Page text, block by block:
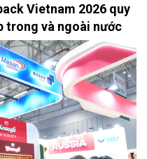
Vietnam 2026 quy
trong và ngoài nước